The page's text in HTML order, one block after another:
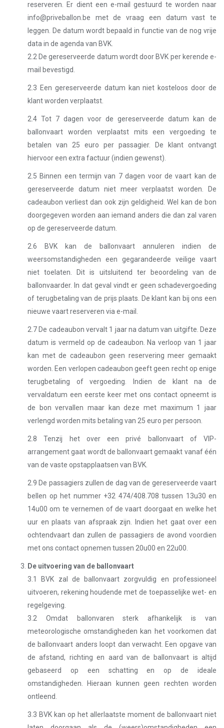
reserveren. Er dient een e-mail gestuurd te worden naar
info@priveballon.be met de vraag een datum vast te
leggen. De datum wordt bepaald in functie van de nog vrije
data in de agenda van BVK.
2.2 De gereserveerde datum wordt door BVK per kerende e-
mail bevestigd.
2.3 Een gereserveerde datum kan niet kosteloos door de
klant worden verplaatst.
2.4 Tot 7 dagen voor de gereserveerde datum kan de
ballonvaart worden verplaatst mits een vergoeding te
betalen van 25 euro per passagier. De klant ontvangt
hiervoor een extra factuur (indien gewenst).
2.5 Binnen een termijn van 7 dagen voor de vaart kan de
gereserveerde datum niet meer verplaatst worden. De
cadeaubon verliest dan ook zijn geldigheid. Wel kan de bon
doorgegeven worden aan iemand anders die dan zal varen
op de gereserveerde datum.
2.6 BVK kan de ballonvaart annuleren indien de
weersomstandigheden een gegarandeerde veilige vaart
niet toelaten. Dit is uitsluitend ter beoordeling van de
ballonvaarder. In dat geval vindt er geen schadevergoeding
of terugbetaling van de prijs plaats. De klant kan bij ons een
nieuwe vaart reserveren via e-mail.
2.7 De cadeaubon vervalt 1 jaar na datum van uitgifte. Deze
datum is vermeld op de cadeaubon. Na verloop van 1 jaar
kan met de cadeaubon geen reservering meer gemaakt
worden. Een verlopen cadeaubon geeft geen recht op enige
terugbetaling of vergoeding. Indien de klant na de
vervaldatum een eerste keer met ons contact opneemt is
de bon vervallen maar kan deze met maximum 1 jaar
verlengd worden mits betaling van 25 euro per persoon.
2.8 Tenzij het over een privé ballonvaart of VIP-
arrangement gaat wordt de ballonvaart gemaakt vanaf één
van de vaste opstapplaatsen van BVK.
2.9 De passagiers zullen de dag van de gereserveerde vaart
bellen op het nummer +32 474/408.708 tussen 13u30 en
14u00 om te vernemen of de vaart doorgaat en welke het
uur en plaats van afspraak zijn. Indien het gaat over een
ochtendvaart dan zullen de passagiers de avond voordien
met ons contact opnemen tussen 20u00 en 22u00.
De uitvoering van de ballonvaart
3.1 BVK zal de ballonvaart zorgvuldig en professioneel
uitvoeren, rekening houdende met de toepasselijke wet- en
regelgeving.
3.2 Omdat ballonvaren sterk afhankelijk is van
meteorologische omstandigheden kan het voorkomen dat
de ballonvaart anders loopt dan verwacht. Een opgave van
de afstand, richting en aard van de ballonvaart is altijd
gebaseerd op een schatting en op de ideale
omstandigheden. Hieraan kunnen geen rechten worden
ontleend.
3.3 BVK kan op het allerlaatste moment de ballonvaart niet